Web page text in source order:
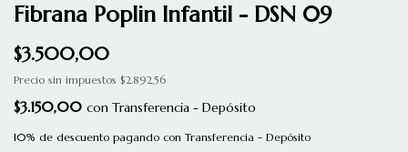
Fibrana Poplin Infantil - DSN 09
$3.500,00
Precio sin impuestos $2.892,56
$3.150,00 con Transferencia - Depósito
10% de descuento pagando con Transferencia - Depósito